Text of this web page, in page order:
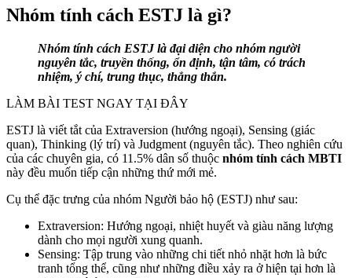
Nhóm tính cách ESTJ là gì?
Nhóm tính cách ESTJ là đại diện cho nhóm người
nguyên tắc, truyền thống, ổn định, tận tâm, có trách
nhiệm, ý chí, trung thục, thẳng thắn.
LÀM BÀI TEST NGAY TẠI ĐÂY
ESTJ là viết tắt của Extraversion (hướng ngoại), Sensing (giác
quan), Thinking (lý trí) và Judgment (nguyên tắc). Theo nghiên cứu
của các chuyên gia, có 11.5% dân số thuộc nhóm tính cách MBTI
này đều muốn tiếp cận những thứ mới mẻ.
Cụ thể đặc trưng của nhóm Người bảo hộ (ESTJ) như sau:
Extraversion: Hướng ngoại, nhiệt huyết và giàu năng lượng
dành cho mọi người xung quanh.
Sensing: Tập trung vào những chi tiết nhỏ nhặt hơn là bức
tranh tổng thể, cũng như những điều xảy ra ở hiện tại hơn là